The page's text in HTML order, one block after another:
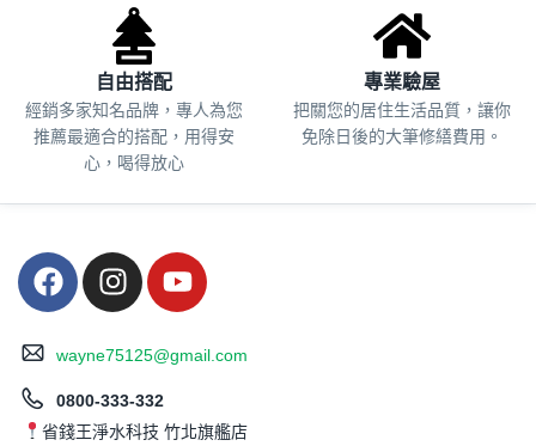
自由搭配
經銷多家知名品牌，專人為您
推薦最適合的搭配，用得安
心，喝得放心
專業驗屋
把關您的居住生活品質， 讓你
免除日後的大筆修繕費用。
wayne75125@gmail.com
0800-333-332
省錢王淨水科技 竹北旗艦店